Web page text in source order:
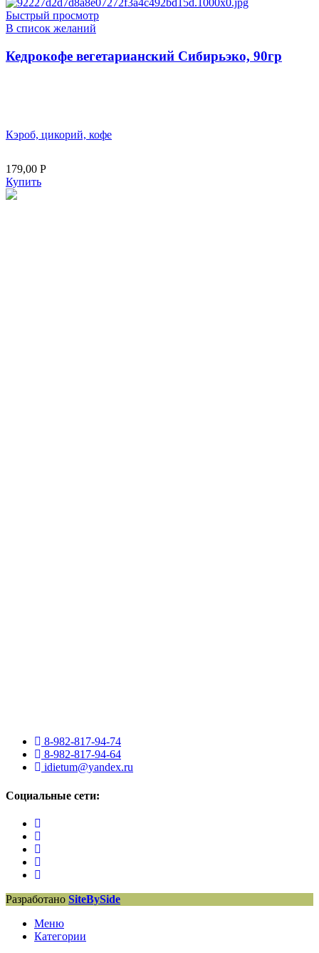
Быстрый просмотр
В список желаний
Кедрокофе вегетарианский Сибирьэко, 90гр
Кэроб, цикорий, кофе
179,00 Р
Купить
8-982-817-94-74
8-982-817-94-64
idietum@yandex.ru
Социальные сети:
Разработано SiteBySide
Меню
Категории